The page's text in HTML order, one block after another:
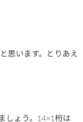
思います。とりあえ
しょう。14×1桁は